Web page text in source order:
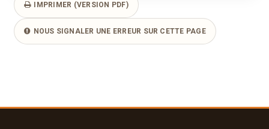
IMPRIMER (VERSION PDF)
NOUS SIGNALER UNE ERREUR SUR CETTE PAGE